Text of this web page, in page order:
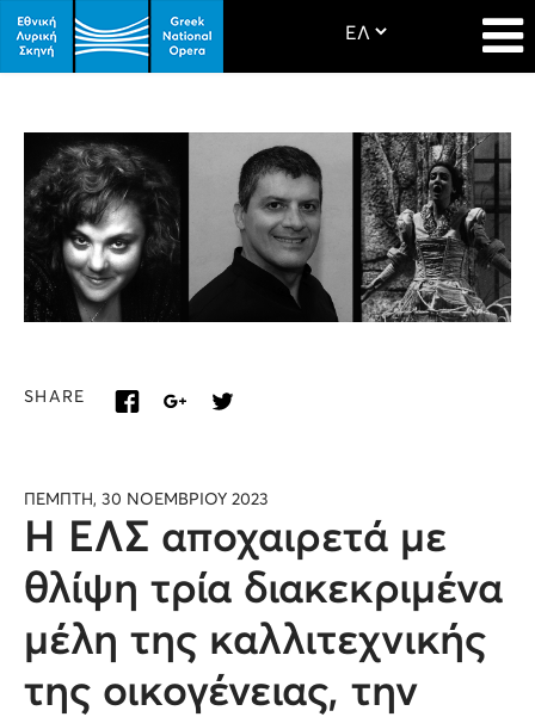
SHARE
ΠΕΜΠΤΗ, 30 ΝΟΕΜΒΡΙΟΥ 2023
Η ΕΛΣ αποχαιρετά με
θλίψη τρία διακεκριμένα
μέλη της καλλιτεχνικής
της οικογένειας, την